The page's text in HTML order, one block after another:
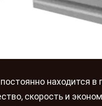
находится
скорость и